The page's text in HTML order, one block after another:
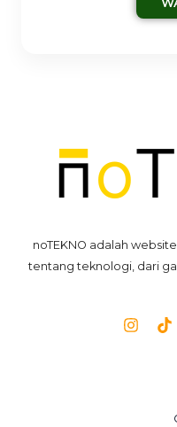
noTEKNO adalah
tentang teknologi, dari